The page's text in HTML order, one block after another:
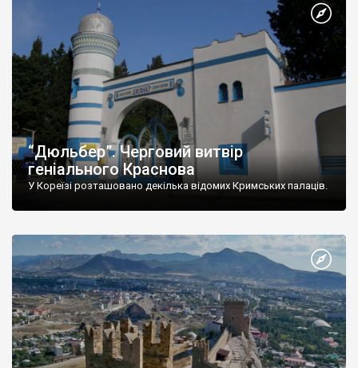
“Дюльбер”. Черговий витвір
геніального Краснова
У Кореїзі розташовано декілька відомих Кримських палаців.